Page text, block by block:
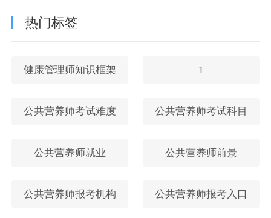
热门标签
健康管理师知识框架 1
公共营养师考试难度 公共营养师考试科目
公共营养师就业 公共营养师前景
公共营养师报考机构 公共营养师报考入口